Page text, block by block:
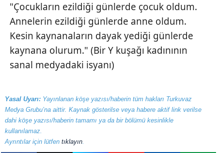
"Çocukların ezildiği günlerde çocuk oldum.
Annelerin ezildiği günlerde anne oldum.
Kesin kaynanaların dayak yediği günlerde
kaynana olurum." (Bir Y kuşağı kadınının
sanal medyadaki isyanı)
Yasal Uyarı: Yayınlanan köşe yazısı/haberin tüm hakları Turkuvaz
Medya Grubu’na aittir. Kaynak gösterilse veya habere aktif link verilse
dahi köşe yazısı/haberin tamamı ya da bir bölümü kesinlikle
kullanılamaz.
Ayrıntılar için lütfen tıklayın.